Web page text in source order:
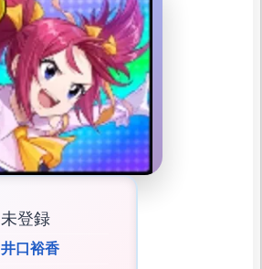
未登録
井口裕香